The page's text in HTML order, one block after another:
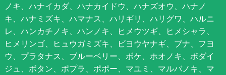
ノキ、ハナイカダ、ハナカイドウ、ハナズオウ、ハナノ
キ、ハナミズキ、ハマナス、ハリギリ、ハリグワ、ハルニ
レ、ハンカチノキ、ハンノキ、ヒメウツギ、ヒメシャラ、
ヒメリンゴ、ヒュウガミズキ、ビヨウヤナギ、ブナ、フヨ
ウ、プラタナス、ブルーベリー、ボケ、ホオノキ、ボダイ
ジュ、ボタン、ポプラ、ポポー、マユミ、マルバノキ、マ